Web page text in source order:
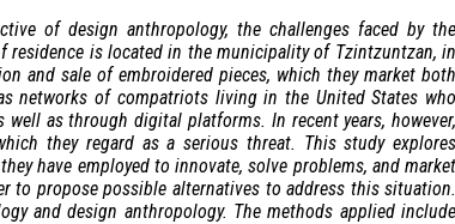
of design anthropology, the challenges faced by the
residence is located in the municipality of Tzintzuntzan, in
and sale of embroidered pieces, which they market both
networks of compatriots living in the United States who
as through digital platforms. In recent years, however,
they regard as a serious threat. This study explores
have employed to innovate, solve problems, and market
to propose possible alternatives to address this situation.
and design anthropology. The methods applied include